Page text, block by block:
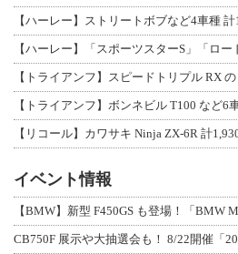
【ハーレー】ストリートボブなど4車種
【トライアンフ】スピードトリプル RX
【リコール】カワサキ Ninja ZX-6R 計
イベント情報
【BMW】新型 F450GS も登場！「BMW
CB750F 展示や大抽選会も！ 8/22開催「